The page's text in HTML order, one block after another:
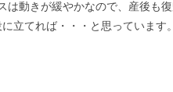
動きが緩やかなので、産後も
立てれば・・・と思っています。